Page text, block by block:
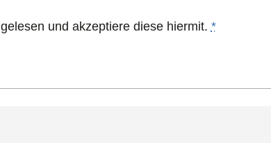
gelesen und akzeptiere diese hiermit. *